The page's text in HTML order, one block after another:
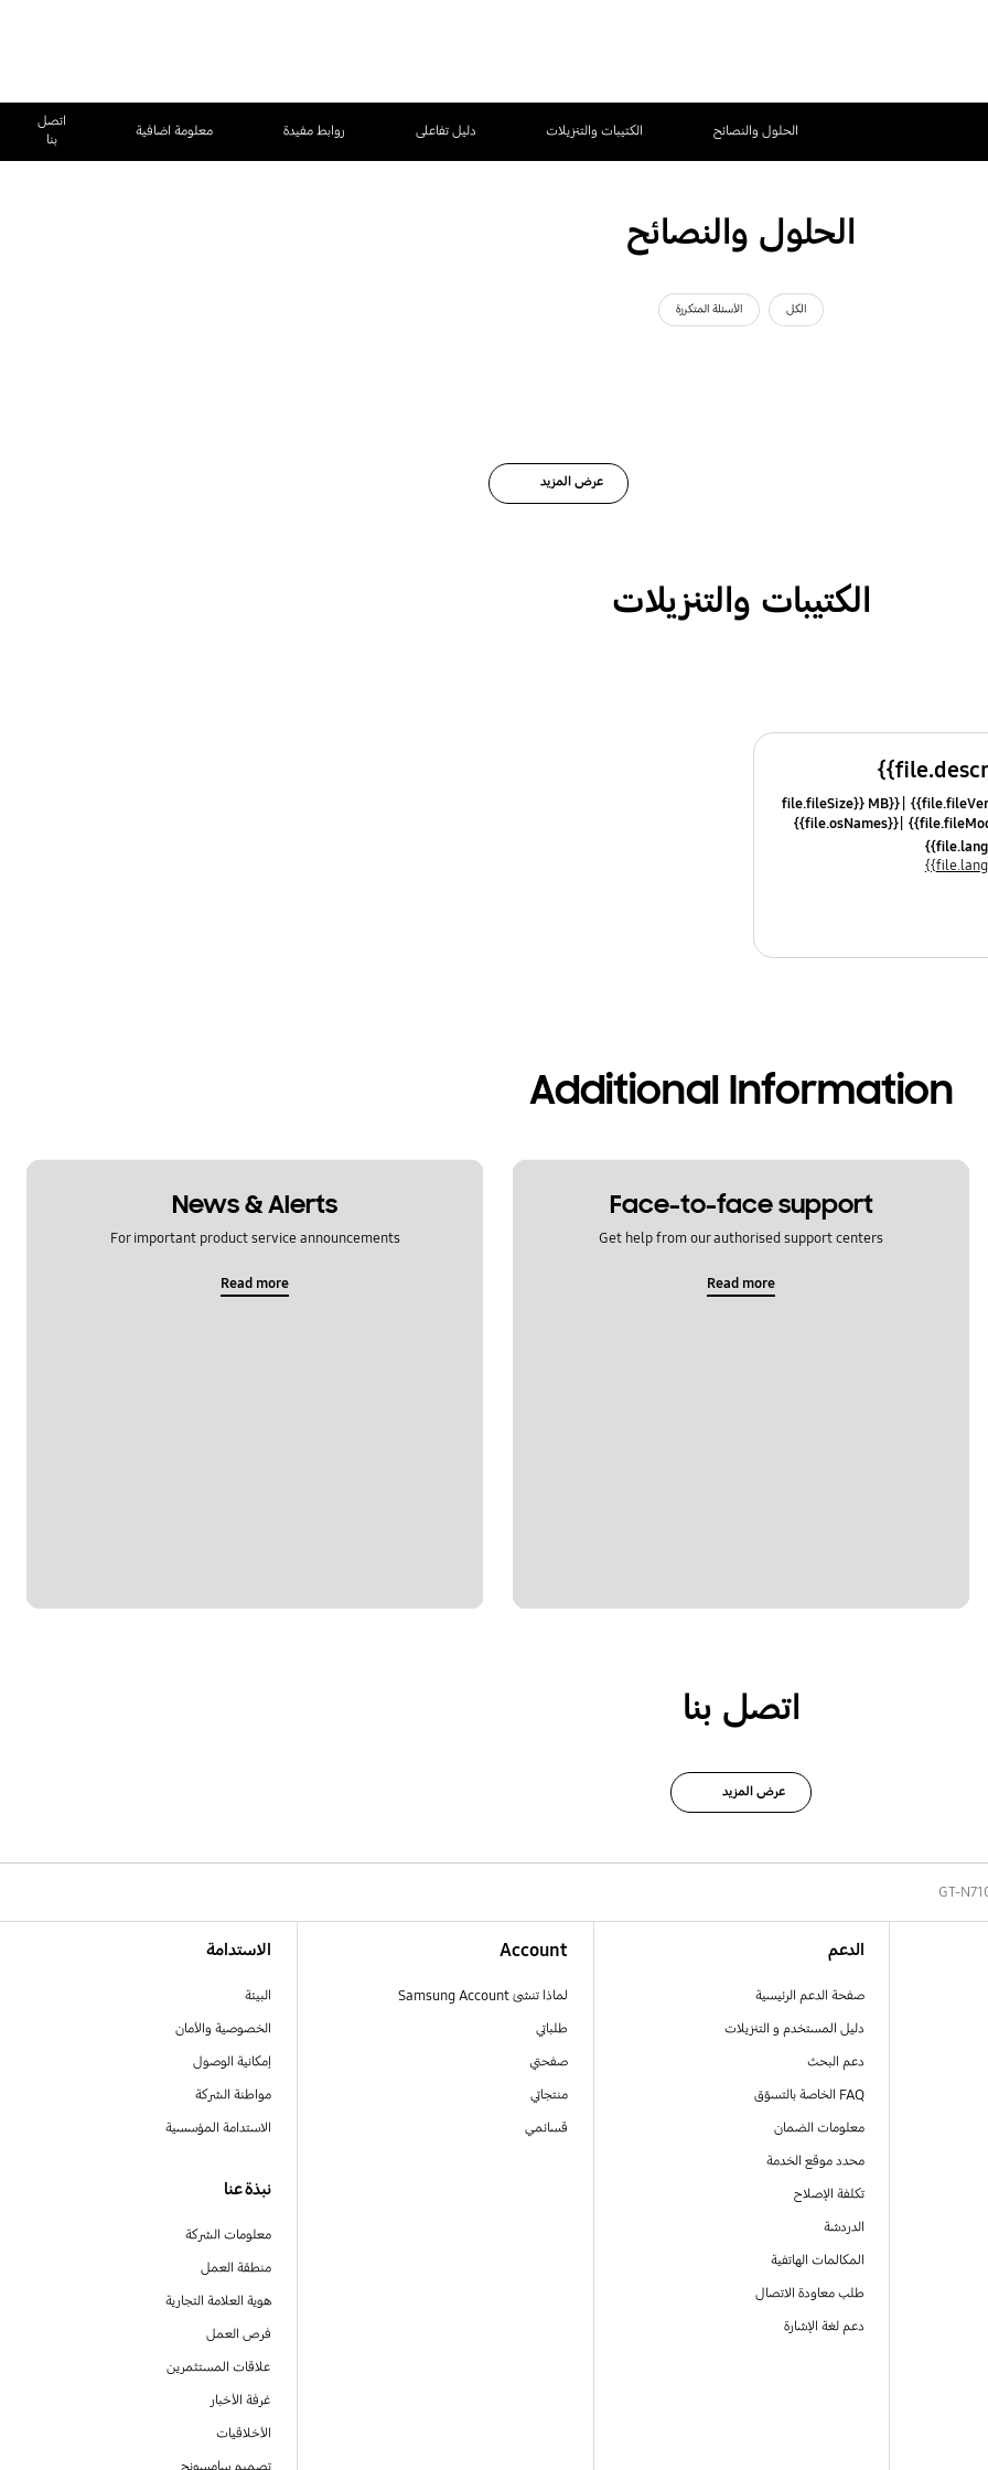
الحلول والنصائح الكتيبات والتنزيلات دليل تفاعلى روابط مفيدة معلومة اضافية
اتصل
بنا
الحلول والنصائح
الكل الأسئلة المتكررة
عرض المزيد
الكتيبات والتنزيلات
{{file.fileSize}} MB
{{file.osNames}}
Additional Information
Face-to-face support
Get help from our authorised support centers
Read more
News & Alerts
For important product service announcements
Read more
اتصل بنا
عرض المزيد
GT-
الدعم
صفحة الدعم الرئيسية
دليل المستخدم و التنزيلات
دعم البحث
FAQ الخاصة بالتسوّق
معلومات الضمان
محدد موقع الخدمة
تكلفة الإصلاح
الدردشة
المكالمات الهاتفية
طلب معاودة الاتصال
دعم لغة الإشارة
Account
لماذا تنشئ Samsung Account
طلباتي
صفحتي
منتجاتي
قسائمي
الاستدامة
البيئة
الخصوصية والأمان
إمكانية الوصول
مواطنة الشركة
الاستدامة المؤسسية
نبذة عنا
معلومات الشركة
منطقة العمل
هوية العلامة التجارية
فرص العمل
علاقات المستثمرين
غرفة الأخبار
الأخلاقيات